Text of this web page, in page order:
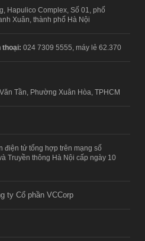
Hapulico Complex, Số 01, phố
Xuân, thành phố Hà Nội
thoại: 024 7309 5555, máy lẻ 62.370
Tần, Phường Xuân Hòa, TPHCM
điện tử tổng hợp trên mạng số
Truyền thông Hà Nội cấp ngày 10
ty Cổ phần VCCorp